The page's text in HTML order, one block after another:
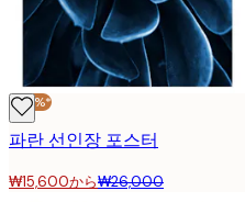
-40%*
파란 선인장 포스터
₩15,600から₩26,000